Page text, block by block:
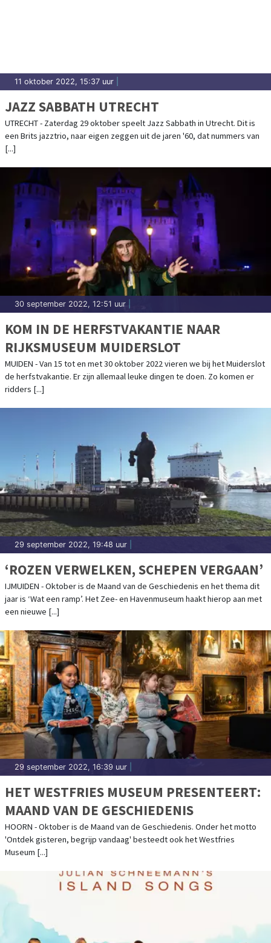
11 oktober 2022, 15:37 uur
JAZZ SABBATH UTRECHT
UTRECHT - Zaterdag 29 oktober speelt Jazz Sabbath in Utrecht. Dit is
een Brits jazztrio, naar eigen zeggen uit de jaren '60, dat nummers van
[...]
30 september 2022, 12:51 uur
KOM IN DE HERFSTVAKANTIE NAAR
RIJKSMUSEUM MUIDERSLOT
MUIDEN - Van 15 tot en met 30 oktober 2022 vieren we bij het Muiderslot
de herfstvakantie. Er zijn allemaal leuke dingen te doen. Zo komen er
ridders [...]
29 september 2022, 19:48 uur
‘ROZEN VERWELKEN, SCHEPEN VERGAAN’
IJMUIDEN - Oktober is de Maand van de Geschiedenis en het thema dit
jaar is ‘Wat een ramp’. Het Zee- en Havenmuseum haakt hierop aan met
een nieuwe [...]
29 september 2022, 16:39 uur
HET WESTFRIES MUSEUM PRESENTEERT:
MAAND VAN DE GESCHIEDENIS
HOORN - Oktober is de Maand van de Geschiedenis. Onder het motto
'Ontdek gisteren, begrijp vandaag' besteedt ook het Westfries
Museum [...]